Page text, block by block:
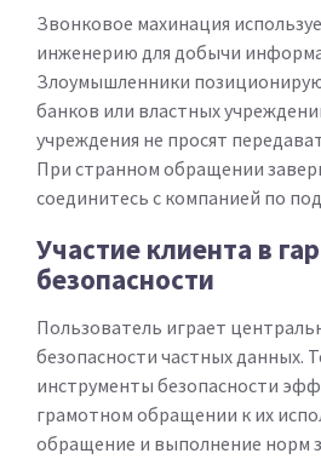
Звонковое махинация
инженерию для добычи
Злоумышленники
банков или властных
учреждения не просят
При странном обращении
соединитесь с компанией по
Участие клиента в
безопасности
Пользователь играет
безопасности частных данных.
инструменты безопасности
грамотном обращении к их
обращение и выполнение норм